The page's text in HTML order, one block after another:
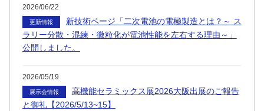
2026/05/19
展示会情報
高機能セラミックス展2026大阪出展のご報告
と御礼【2026/5/13~15】
2026/06/22
更新情報
新技術ページ「二次電池の電極製造とは？～ ス
ラリー分散・混練・微粒化が電池性能を左右する理由～」
公開しました。